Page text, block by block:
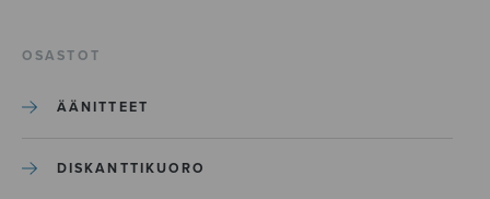
OSASTOT
ÄÄNITTEET
DISKANTTIKUORO